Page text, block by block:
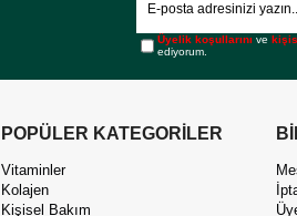
Üyelik koşullarını ve
ediyorum.
POPÜLER KATEGORİLER
Vitaminler
Kolajen
Kişisel Bakım